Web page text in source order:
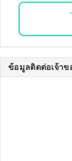
ข้อมูลติดต่อเจ้า